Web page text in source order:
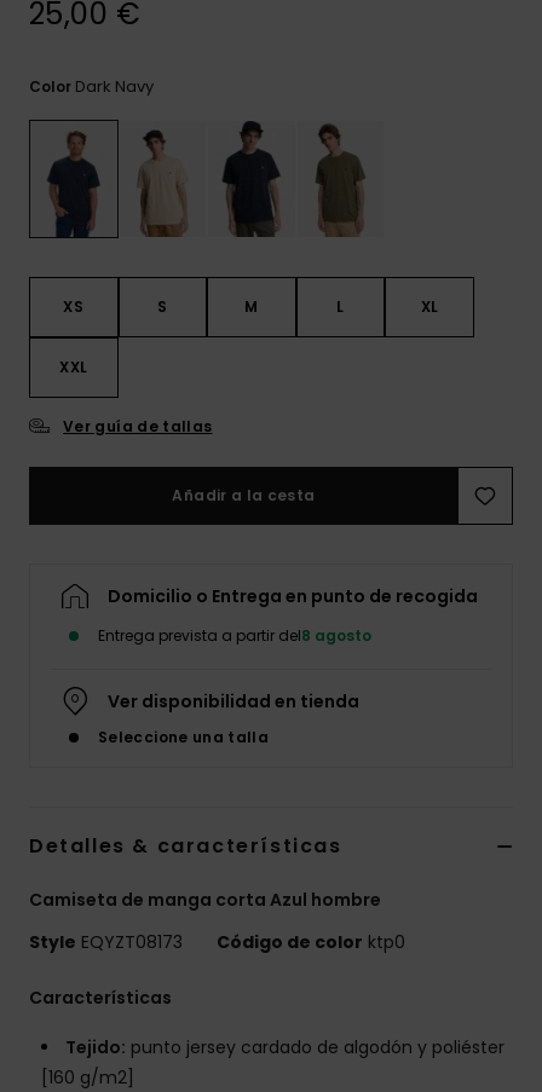
contacto.
Consultar
las FAQ
25,00 €
Color Dark Navy
XS S M L XL
XXL
Ver guía de tallas
Añadir a la cesta
Domicilio o Entrega en punto de recogida
Entrega prevista a partir del8 agosto
Ver disponibilidad en tienda
Seleccione una talla
Detalles & características
Camiseta de manga corta Azul hombre
Style EQYZT08173 Código de color ktp0
Características
Tejido: punto jersey cardado de algodón y poliéster
[160 g/m2]